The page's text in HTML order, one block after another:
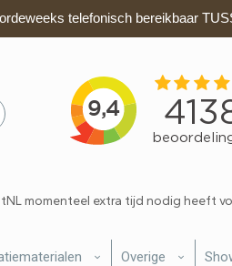
telefonisch bereikbaar
momenteel extra tijd nodig heeft
Overige